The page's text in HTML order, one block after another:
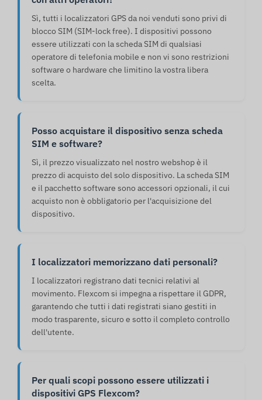
Sì, tutti i localizzatori GPS da noi venduti sono privi di
blocco SIM (SIM-lock free). I dispositivi possono
essere utilizzati con la scheda SIM di qualsiasi
operatore di telefonia mobile e non vi sono restrizioni
software o hardware che limitino la vostra libera
scelta.
Posso acquistare il dispositivo senza scheda
SIM e software?
Sì, il prezzo visualizzato nel nostro webshop è il
prezzo di acquisto del solo dispositivo. La scheda SIM
e il pacchetto software sono accessori opzionali, il cui
acquisto non è obbligatorio per l'acquisizione del
dispositivo.
I localizzatori memorizzano dati personali?
I localizzatori registrano dati tecnici relativi al
movimento. Flexcom si impegna a rispettare il GDPR,
garantendo che tutti i dati registrati siano gestiti in
modo trasparente, sicuro e sotto il completo controllo
dell'utente.
Per quali scopi possono essere utilizzati i
dispositivi GPS Flexcom?